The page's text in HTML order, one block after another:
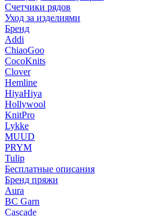
Счетчики рядов
Уход за изделиями
Бренд
Addi
ChiaoGoo
CocoKnits
Clover
Hemline
HiyaHiya
Hollywool
KnitPro
Lykke
MUUD
PRYM
Tulip
Бесплатные описания
Бренд пряжи
Aura
BC Garn
Cascade